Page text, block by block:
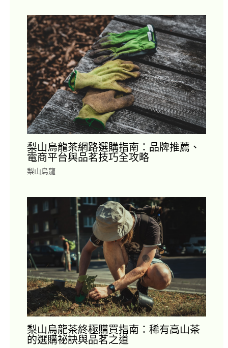
梨山烏龍茶網路選購指南：品牌推薦、
電商平台與品茗技巧全攻略
梨山烏龍
梨山烏龍茶終極購買指南：稀有高山茶
的選購祕訣與品茗之道